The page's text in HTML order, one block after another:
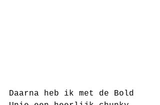
Daarna heb ik met de Bold